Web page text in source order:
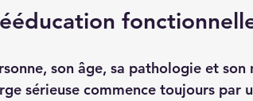
son âge, sa pathologie et
sérieuse commence toujours par